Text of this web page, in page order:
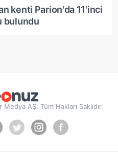
kenti Parion'da 11'inci
bulundu
AŞ. Tüm Hakları Saklıdır.